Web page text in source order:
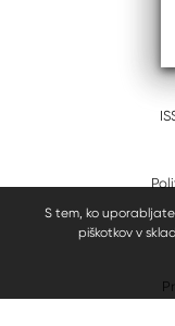
S tem, ko
piškotkov v